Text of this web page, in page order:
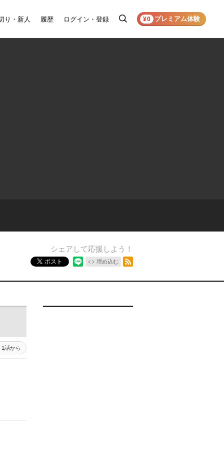
り・新人 履歴 ログイン・登録
検
¥0 プレミアム体験
シェアして応援しよう！
ポスト 埋め込む
1話から